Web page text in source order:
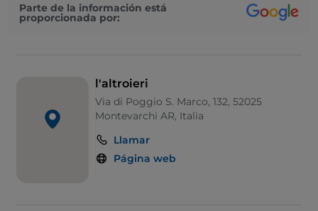
Parte de la información está
proporcionada por:
l'altroieri
Via di Poggio S. Marco, 132, 52025
Montevarchi AR, Italia
Llamar
Página web